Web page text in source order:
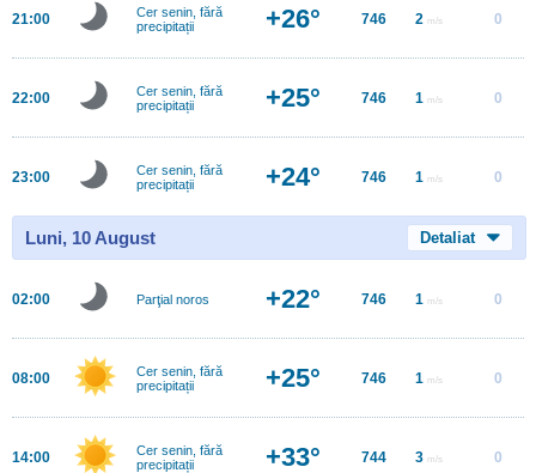
21:00
Cer senin, fără
precipitații
+26° 746 2 m/s 0
22:00
Cer senin, fără
precipitații
+25° 746 1 m/s 0
23:00
Cer senin, fără
precipitații
+24° 746 1 m/s 0
Luni, 10 August Detaliat
02:00 Parţial noros +22° 746 1 m/s 0
08:00
Cer senin, fără
precipitații
+25° 746 1 m/s 0
14:00
Cer senin, fără
precipitații
+33° 744 3 m/s 0